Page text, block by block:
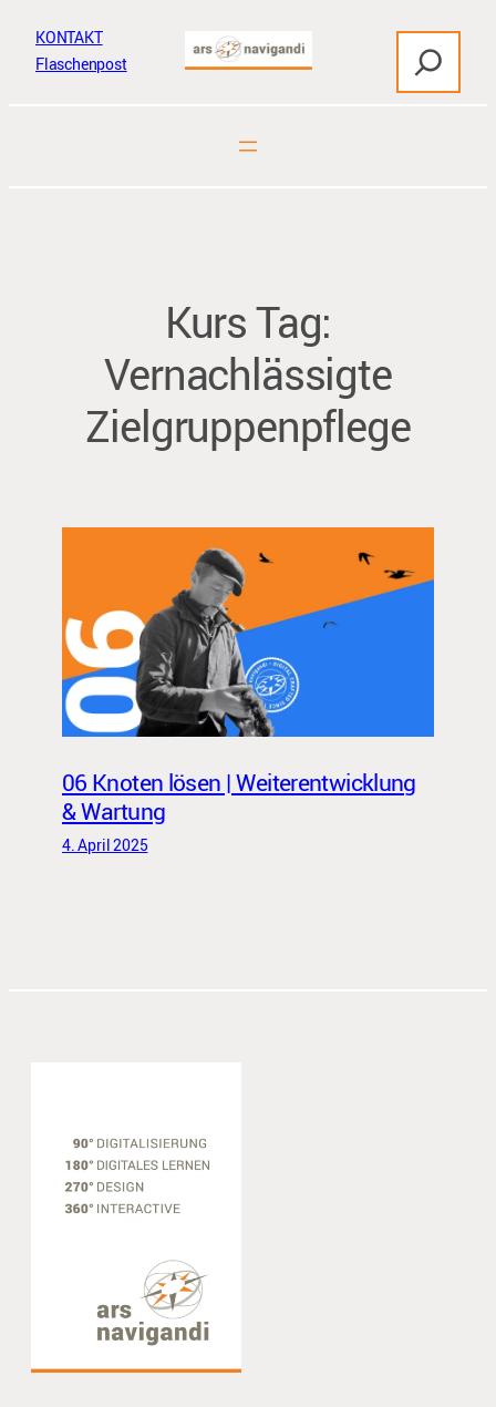
Zum
Inhalt
KONTAKT
Flaschenpost
c
Kurs Tag:
Vernachlässigte
Zielgruppenpflege
06 Knoten lösen | Weiterentwicklung
& Wartung
4. April 2025